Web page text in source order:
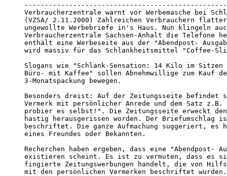
Verbraucherzentrale warnt vor Werbemasche bei
(VZSA/ 2.11.2000) Zahlreichen Verbrauchern
ungewollte Werbebriefe in's Haus. Nun klingeln
Verbraucherzentrale Sachsen-Anhalt die Telefone
enthält eine Werbeseite aus der "Abendpost-
wird massiv für das Schlankheitsmittel "Coffee-
Slogans wie "Schlank-Sensation: 14 Kilo im Sitzen
Büro- mit Kaffee" sollen Abnehmwillige zum Kauf
3-Monatspackung bewegen.
Besonders dreist: Auf der Zeitungsseite befindet
Vermerk mit persönlicher Anrede und dem Satz
probier es selbst!". Die Zeitungsseite erweckt
hastig herausgerissen worden. Der Briefumschlag
beschriftet. Die ganze Aufmachung suggeriert, es
eines Freundes oder Bekannten.
Recherchen haben ergeben, dass eine "Abendpost-
existieren scheint. Es ist zu vermuten, dass es
fingierte Zeitungswerbungen handelt, die von
mit den persönlichen Vermerken beschriftet